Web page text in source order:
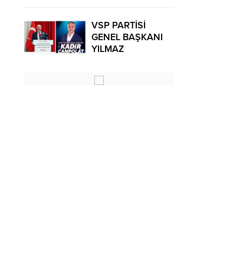
VSP PARTİSİ
GENEL BAŞKANI
YILMAZ
OCAK PARTİSİ
GENEL BAŞKANI